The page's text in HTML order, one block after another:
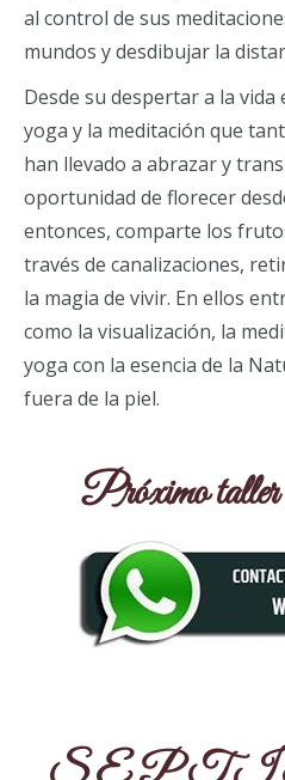
al control de sus
mundos y desdibujar la
Desde su despertar a la
yoga y la meditación que
han llevado a abrazar y
oportunidad de florecer
entonces, comparte los
través de canalizaciones,
la magia de vivir. En ellos
como la visualización, la
yoga con la esencia de la
fuera de la piel.
Próximo taller